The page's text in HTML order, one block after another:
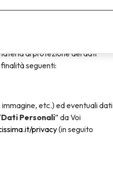
dei dati (in seguito
di protezione dei dati
seguenti:
etc.) ed eventuali dati
Dati Personali” da Voi
privacy(in seguito